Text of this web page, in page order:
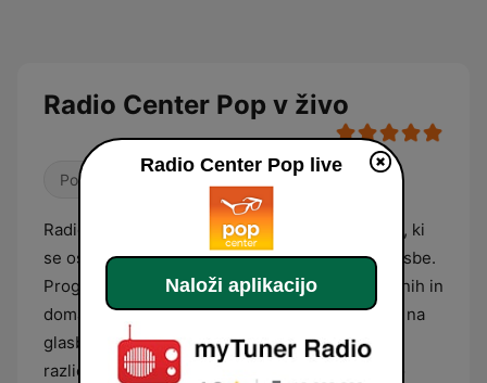
Radio Center Pop v živo
Pop / Top 40
Radio Center Pop je slovenska radijska postaja, ki
se osredotoča na predvajanje sodobne pop glasbe.
Programska shema temelji na trenutnih svetovnih in
domačih glasbenih uspešnicah, ki prevladujejo na
glasbenih lestvicah. Glasbeni izbor vključuje
različne podžanre popa, vključno z elektronsko
Radio Center Pop live
Naloži aplikacijo